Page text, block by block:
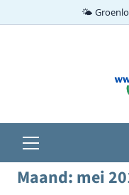
🌤️
menu
Maand: mei